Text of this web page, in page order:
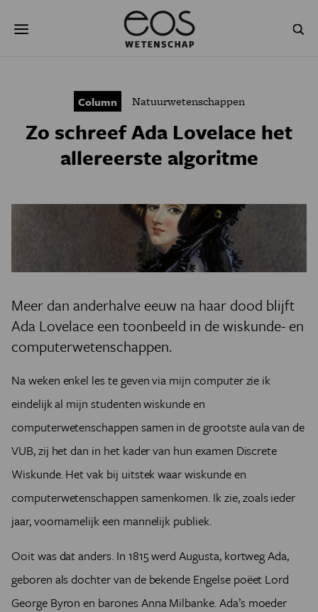
naar
GEZONDHEID RUIMTE
GESCHIEDENIS
AGENDA
Column Natuurwetenschappen
Zo schreef Ada Lovelace het
allereerste algoritme
Meer dan anderhalve eeuw na haar dood blijft
Ada Lovelace een toonbeeld in de wiskunde- en
computerwetenschappen.
Na weken enkel les te geven via mijn computer zie ik
eindelijk al mijn studenten wiskunde en
computerwetenschappen samen in de grootste aula van de
VUB, zij het dan in het kader van hun examen Discrete
Wiskunde. Het vak bij uitstek waar wiskunde en
computerwetenschappen samenkomen. Ik zie, zoals ieder
jaar, voornamelijk een mannelijk publiek.
Ooit was dat anders. In 1815 werd Augusta, kortweg Ada,
geboren als dochter van de bekende Engelse poëet Lord
George Byron en barones Anna Milbanke. Ada’s moeder